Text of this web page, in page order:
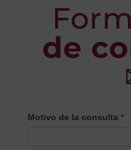
de
CONTACTO
Motivo de la consulta *